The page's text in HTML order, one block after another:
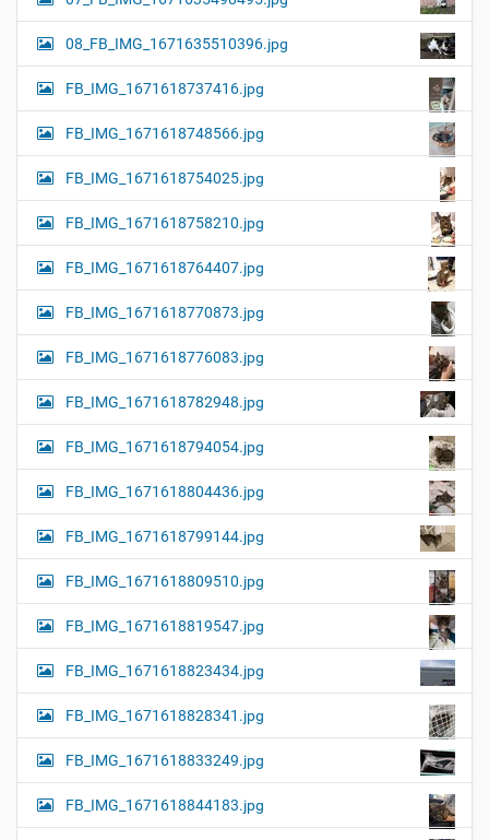
08_FB_IMG_1671635510396.jpg
FB_IMG_1671618737416.jpg
FB_IMG_1671618748566.jpg
FB_IMG_1671618754025.jpg
FB_IMG_1671618758210.jpg
FB_IMG_1671618764407.jpg
FB_IMG_1671618770873.jpg
FB_IMG_1671618776083.jpg
FB_IMG_1671618782948.jpg
FB_IMG_1671618794054.jpg
FB_IMG_1671618804436.jpg
FB_IMG_1671618799144.jpg
FB_IMG_1671618809510.jpg
FB_IMG_1671618819547.jpg
FB_IMG_1671618823434.jpg
FB_IMG_1671618828341.jpg
FB_IMG_1671618833249.jpg
FB_IMG_1671618844183.jpg